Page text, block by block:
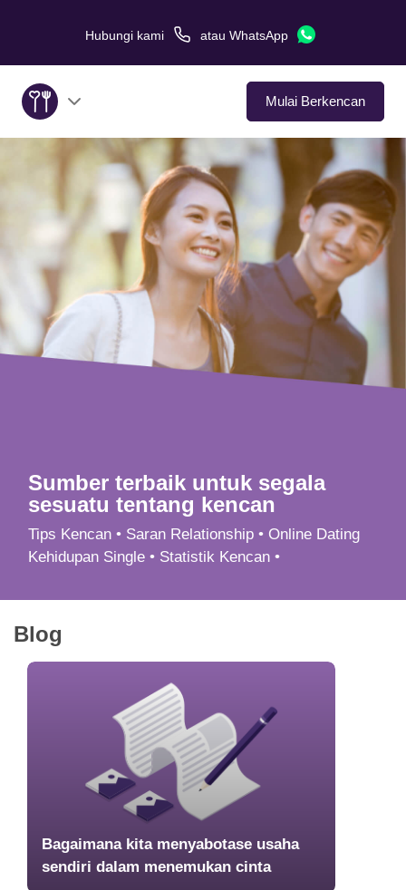
Hubungi kami atau WhatsApp
Mulai Berkencan
Tentang Kami
Layanan
Kisah Cinta
Di Media
Tips Kencan
Sumber terbaik untuk segala
sesuatu tentang kencan
Tips Kencan • Saran Relationship • Online Dating
Kehidupan Single • Statistik Kencan •
Blog
Bagaimana kita menyabotase usaha
sendiri dalam menemukan cinta